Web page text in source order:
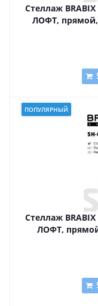
Стеллаж
ЛОФТ, прямой,
ПОПУЛЯРНЫЙ
Стеллаж
ЛОФТ,